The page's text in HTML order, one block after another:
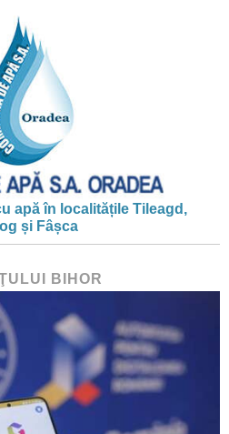
apă în localitățile Tileagd,
și Fâșca
BIHOR